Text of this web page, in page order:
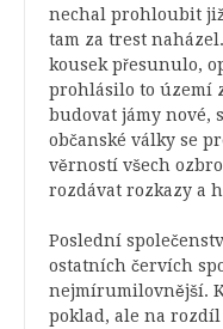
nechal prohloubit
tam za trest
kousek přesunulo,
prohlásilo to území
budovat jámy nové,
občanské války se
věrností všech
rozdávat rozkazy a
Poslední
ostatních červích
nejmírumilovnější.
poklad, ale na rozdíl